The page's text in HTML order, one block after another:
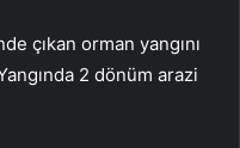
çıkan orman yangını
2 dönüm arazi